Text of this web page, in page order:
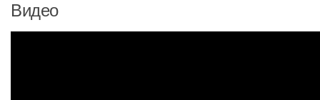
Видео